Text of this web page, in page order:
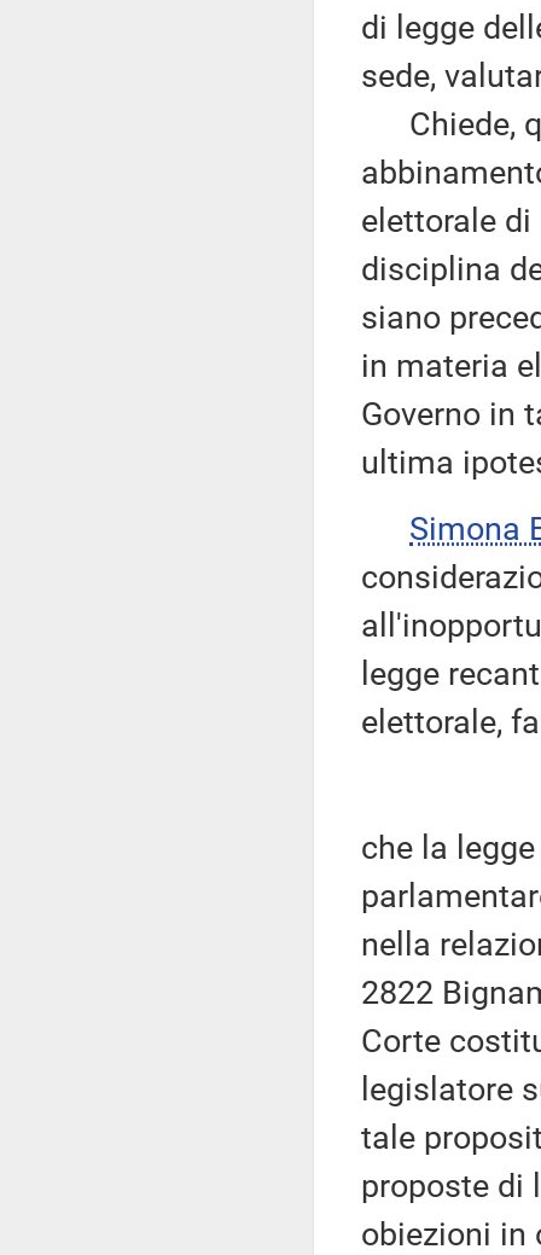
di legge
sede,
Chiede,
elettorale
disciplina
siano
in materia
Governo in
ultima
Simona
legge
elettorale,
che la
nella
2822
Corte
legislatore
tale
proposte di
obiezioni in